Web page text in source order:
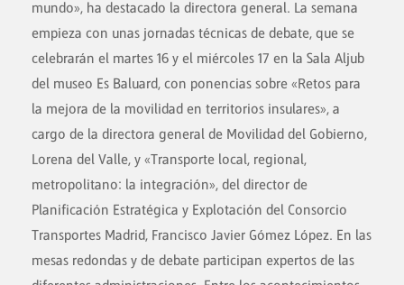
mundo», ha destacado la directora general. La semana
empieza con unas jornadas técnicas de debate, que se
celebrarán el martes 16 y el miércoles 17 en la Sala Aljub
del museo Es Baluard, con ponencias sobre «Retos para
la mejora de la movilidad en territorios insulares», a
cargo de la directora general de Movilidad del Gobierno,
Lorena del Valle, y «Transporte local, regional,
metropolitano: la integración», del director de
Planificación Estratégica y Explotación del Consorcio
Transportes Madrid, Francisco Javier Gómez López. En las
mesas redondas y de debate participan expertos de las